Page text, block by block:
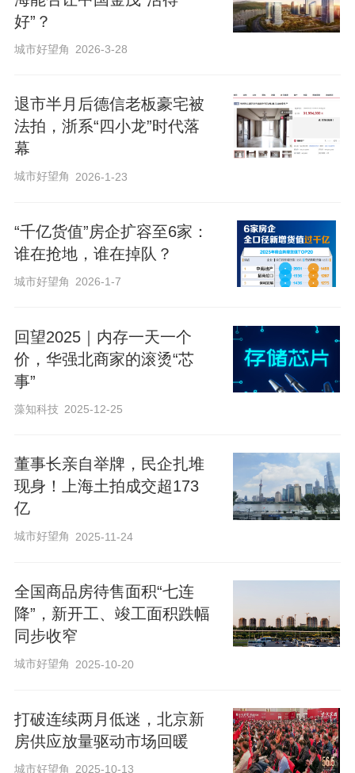
好”？
城市好望角 2026-3-28
退市半月后德信老板豪宅被
法拍，浙系“四小龙”时代落
幕
城市好望角 2026-1-23
“千亿货值”房企扩容至6家：
谁在抢地，谁在掉队？
城市好望角 2026-1-7
回望2025｜内存一天一个
价，华强北商家的滚烫“芯
事”
藻知科技 2025-12-25
董事长亲自举牌，民企扎堆
现身！上海土拍成交超173
亿
城市好望角 2025-11-24
​全国商品房待售面积“七连
降”，新开工、竣工面积跌幅
同步收窄
城市好望角 2025-10-20
打破连续两月低迷，北京新
房供应放量驱动市场回暖
城市好望角 2025-10-13